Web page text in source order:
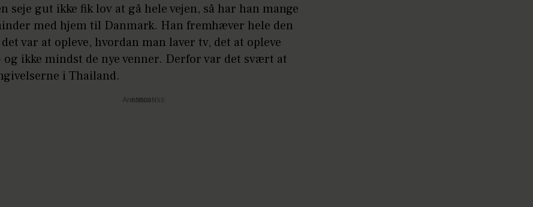
seje gut ikke fik lov at gå hele vejen, så har han mange
med hjem til Danmark. Han fremhæver hele den
var at opleve, hvordan man laver tv, det at opleve
og ikke mindst de nye venner. Derfor var det svært at
i Thailand.
Annonce